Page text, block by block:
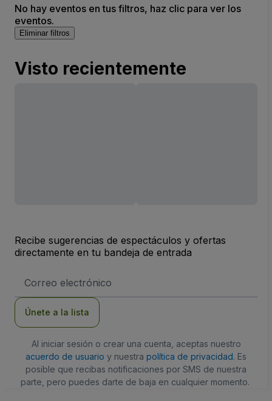
No hay eventos en tus filtros, haz clic para ver los
eventos.
Eliminar filtros
Visto recientemente
Recibe sugerencias de espectáculos y ofertas
directamente en tu bandeja de entrada
de
Únete a la lista
Al iniciar sesión o crear una cuenta, aceptas nuestro
acuerdo de usuario y nuestra política de privacidad. Es
posible que recibas notificaciones por SMS de nuestra
parte, pero puedes darte de baja en cualquier momento.